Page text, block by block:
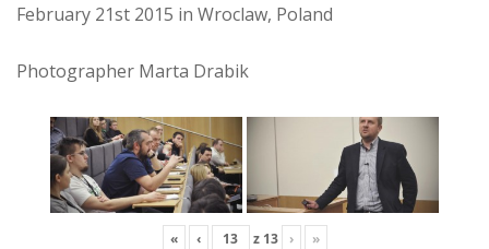
February 21st 2015 in Wroclaw, Poland
Photographer Marta Drabik
« ‹ z 13 › »